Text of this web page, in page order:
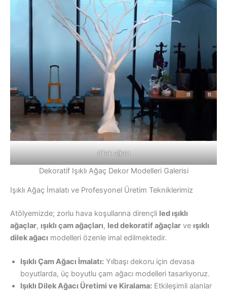
dilek ağacı
Dekoratif Işıklı Ağaç Dekor Modelleri Galerisi
Işıklı Ağaç İmalatı ve Profesyonel Üretim Tekniklerimiz
Atölyemizde; zorlu hava koşullarına dirençli led ışıklı
ağaçlar, ışıklı çam ağaçları, led dekoratif ağaçlar ve ışıklı
dilek ağacı modelleri özenle imal edilmektedir.
Işıklı Çam Ağacı İmalatı: Yılbaşı dekoru için devasa
boyutlarda, üç boyutlu çam ağacı modelleri tasarlıyoruz.
Işıklı Dilek Ağacı Üretimi ve Kiralama: Etkileşimli alanlar